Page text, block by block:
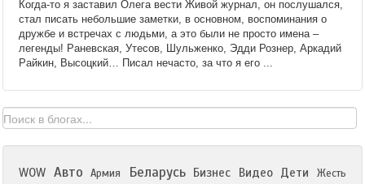
Когда-то я заставил Олега вести Живой журнал, он послушался,
стал писать небольшие заметки, в основном, воспоминания о
дружбе и встречах с людьми, а это были не просто имена –
легенды! Раневская, Утесов, Шульженко, Эдди Рознер, Аркадий
Райкин, Высоцкий… Писал нечасто, за что я его ...
WOW Авто Армия Беларусь Бизнес Видео Дети
Жесть